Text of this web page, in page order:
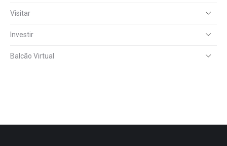
Visitar
Investir
Balcão Virtual